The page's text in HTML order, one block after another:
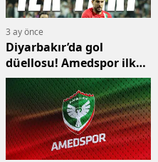
3 ay önce
Diyarbakır’da gol
düellosu! Amedspor ilk
yarıyı 1-1 kapattı